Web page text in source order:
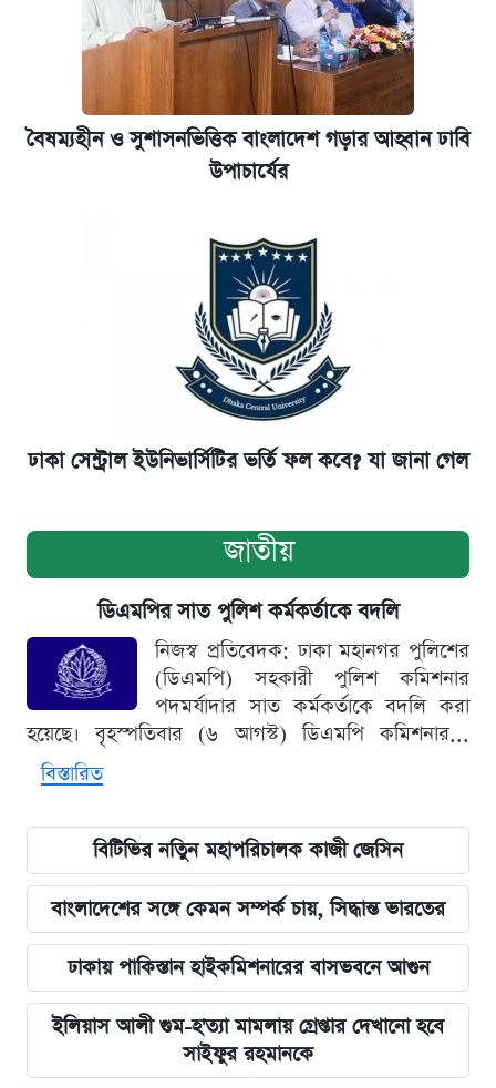
বৈষম্যহীন ও সুশাসনভিত্তিক বাংলাদেশ গড়ার আহ্বান ঢাবি
উপাচার্যের
ঢাকা সেন্ট্রাল ইউনিভার্সিটির ভর্তি ফল কবে? যা জানা গেল
জাতীয়
ডিএমপির সাত পুলিশ কর্মকর্তাকে বদলি
নিজস্ব প্রতিবেদক: ঢাকা মহানগর পুলিশের
(ডিএমপি) সহকারী পুলিশ কমিশনার
পদমর্যাদার সাত কর্মকর্তাকে বদলি করা
হয়েছে। বৃহস্পতিবার (৬ আগস্ট) ডিএমপি কমিশনার...
বিস্তারিত
বিটিভির নতিুন মহাপরিচালক কাজী জেসিন
বাংলাদেশের সঙ্গে কেমন সম্পর্ক চায়, সিদ্ধান্ত ভারতের
ঢাকায় পাকিস্তান হাইকমিশনারের বাসভবনে আগুন
ইলিয়াস আলী গুম-হ'ত্যা মামলায় গ্রেপ্তার দেখানো হবে
সাইফুর রহমানকে